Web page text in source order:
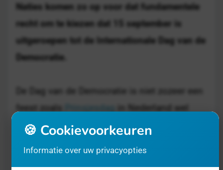
Naties komen zo op voor dat fundamentele
recht om te kiezen dat 15 september is
uitgeroepen tot de Internationale Dag van de
Democratie.
De Dag van de Democratie is niet zozeer een
feest zoals
Prinsjesdag
in Nederland wel
eens het Feest van de Democratie wordt
belangrijks als democratie is de Dag wat
🍪 Cookievoorkeuren
Informatie over uw privacyopties